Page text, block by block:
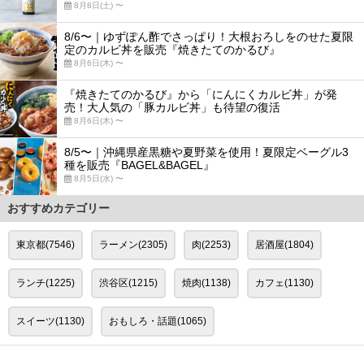
8月8日(土) 〜
8/6〜｜ゆずぽん酢でさっぱり！大根おろしをのせた夏限
定のカルビ丼を販売『焼きたてのかるび』
8月6日(木) 〜
『焼きたてのかるび』から「にんにくカルビ丼」が発
売！大人気の「豚カルビ丼」も待望の復活
8月6日(木) 〜
8/5〜｜沖縄県産黒糖や夏野菜を使用！夏限定ベーグル3
種を販売『BAGEL&BAGEL』
8月5日(水) 〜
おすすめカテゴリー
東京都(7546) ラーメン(2305) 肉(2253) 居酒屋(1804)
ランチ(1225) 渋谷区(1215) 焼肉(1138) カフェ(1130)
スイーツ(1130) おもしろ・話題(1065)